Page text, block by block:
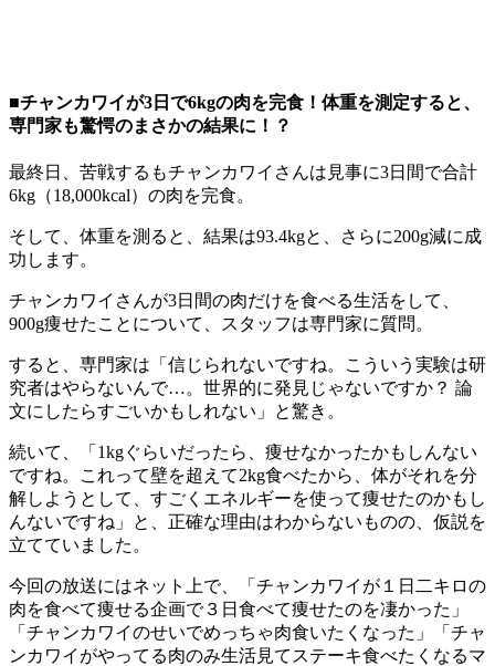
■チャンカワイが3日で6kgの肉を完食！体重を測定すると、
専門家も驚愕のまさかの結果に！？
最終日、苦戦するもチャンカワイさんは見事に3日間で合計
6kg（18,000kcal）の肉を完食。
そして、体重を測ると、結果は93.4kgと、さらに200g減に成
功します。
チャンカワイさんが3日間の肉だけを食べる生活をして、
900g痩せたことについて、スタッフは専門家に質問。
すると、専門家は「信じられないですね。こういう実験は研
究者はやらないんで…。世界的に発見じゃないですか？ 論
文にしたらすごいかもしれない」と驚き。
続いて、「1kgぐらいだったら、痩せなかったかもしんない
ですね。これって壁を超えて2kg食べたから、体がそれを分
解しようとして、すごくエネルギーを使って痩せたのかもし
んないですね」と、正確な理由はわからないものの、仮説を
立てていました。
今回の放送にはネット上で、「チャンカワイが１日二キロの
肉を食べて痩せる企画で３日食べて痩せたのを凄かった」
「チャンカワイのせいでめっちゃ肉食いたくなった」「チャ
ンカワイがやってる肉のみ生活見てステーキ食べたくなるマ